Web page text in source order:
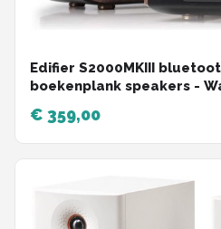
Edifier S2000MKIII
boekenplank speakers -
€ 359,00